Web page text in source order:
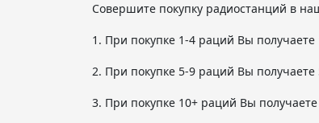
Совершите покупку радиостанций в
1. При покупке 1-4 раций Вы
2. При покупке 5-9 раций Вы
3. При покупке 10+ раций Вы